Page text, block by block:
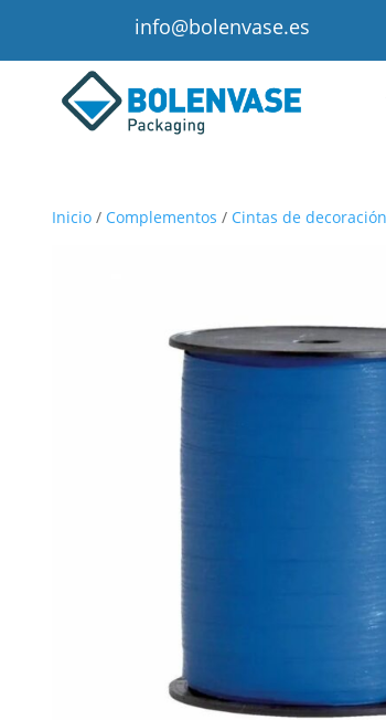
info@bolenvase.es
Inicio / Complementos / Cintas de